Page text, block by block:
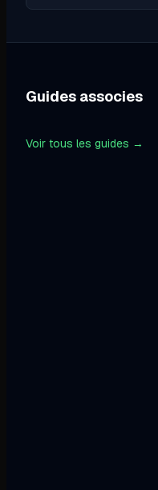
Guides associes
Voir tous les guides →